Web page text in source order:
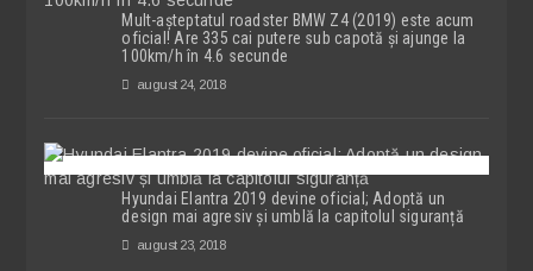
Mult-așteptatul roadster BMW Z4 (2019) este acum
oficial! Are 335 cai putere sub capotă și ajunge la
100km/h în 4.6 secunde
august 24, 2018
Hyundai Elantra 2019 devine oficial; Adoptă un
design mai agresiv și umblă la capitolul siguranță
august 23, 2018